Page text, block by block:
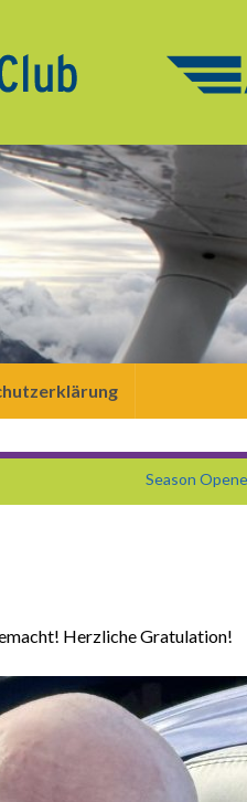
Season
Herzliche Gratulation!